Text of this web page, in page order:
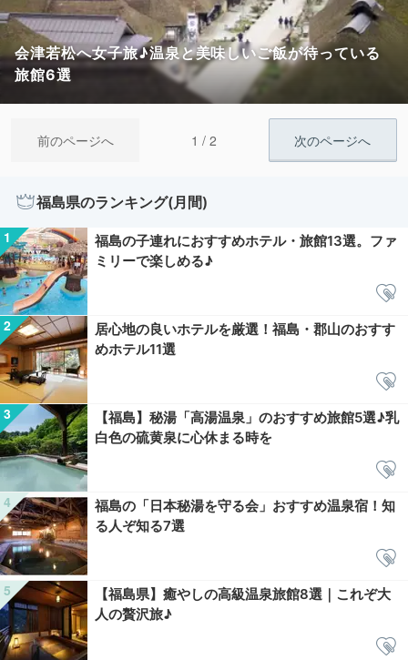
会津若松へ女子旅♪温泉と美味しいご飯が待っている
旅館6選
前のページへ 1 / 2 次のページへ
福島県のランキング(月間)
福島の子連れにおすすめホテル・旅館13選。ファ
ミリーで楽しめる♪
居心地の良いホテルを厳選！福島・郡山のおすす
めホテル11選
【福島】秘湯「高湯温泉」のおすすめ旅館5選♪乳
白色の硫黄泉に心休まる時を
福島の「日本秘湯を守る会」おすすめ温泉宿！知
る人ぞ知る7選
【福島県】癒やしの高級温泉旅館8選｜これぞ大
人の贅沢旅♪